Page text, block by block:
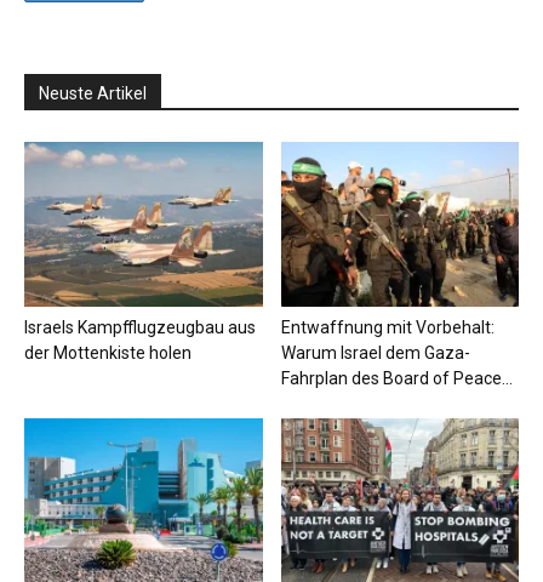
Neuste Artikel
Israels Kampfflugzeugbau aus
der Mottenkiste holen
Entwaffnung mit Vorbehalt:
Warum Israel dem Gaza-
Fahrplan des Board of Peace...